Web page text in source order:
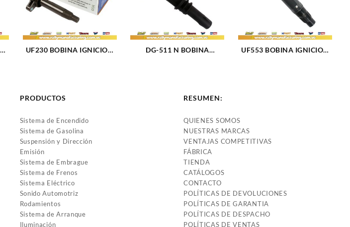
UF230 BOBINA IGNICION
DG-511 N BOBINA
UF553 BOBINA IGNICION
PRODUCTOS
Sistema de Encendido
Sistema de Gasolina
Suspensión y Dirección
Emisión
Sistema de Embrague
Sistema de Frenos
Sistema Eléctrico
Sonido Automotriz
Rodamientos
Sistema de Arranque
Iluminación
RESUMEN:
QUIENES SOMOS
NUESTRAS MARCAS
VENTAJAS COMPETITIVAS
FÁBRICA
TIENDA
CATÁLOGOS
CONTACTO
POLÍTICAS DE DEVOLUCIONES
POLÍTICAS DE GARANTIA
POLÍTICAS DE DESPACHO
POLÍTICAS DE VENTAS